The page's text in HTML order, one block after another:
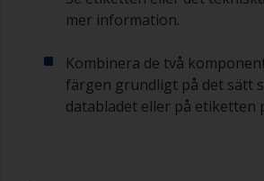
mer information.
Kombinera de två
färgen grundligt på det sätt
databladet eller på etiketten